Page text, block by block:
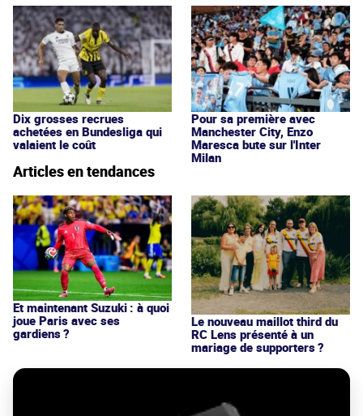
Dix grosses recrues
achetées en Bundesliga qui
valaient le coût
Pour sa première avec
Manchester City, Enzo
Maresca bute sur l'Inter
Milan
Articles en tendances
Et maintenant Suzuki : à quoi
joue Paris avec ses
gardiens ?
Le nouveau maillot third du
RC Lens présenté à un
mariage de supporters ?